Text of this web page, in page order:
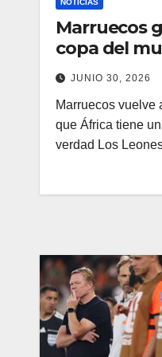
Marruecos
copa del
JUNIO 30, 2026
Marruecos vuelve
que África tiene
verdad Los